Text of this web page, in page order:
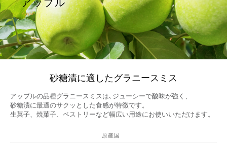
アップル
Apple
砂糖漬に適したグラニースミス
アップルの品種グラニースミスは､ジューシーで酸味が強く、
砂糖漬に最適のサクッとした食感が特徴です。
生菓子、焼菓子、ペストリーなど幅広い用途にお使いいただけます。
原産国